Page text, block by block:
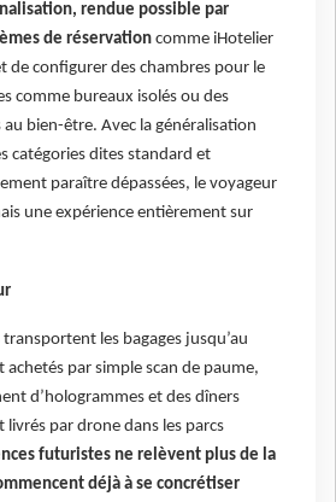
rendue possible par
de réservation comme iHotelier
de configurer des chambres pour le
comme bureaux isolés ou des
bien-être. Avec la généralisation
catégories dites standard et
paraître dépassées, le voyageur
une expérience entièrement sur
les bagages jusqu’au
par simple scan de paume,
d’hologrammes et des dîners
livrés par drone dans les parcs
futuristes ne relèvent plus de la
déjà à se concrétiser